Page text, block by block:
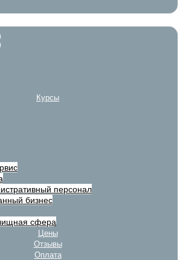
Курсы
персонал
бизнес
сфера
Цены
Отзывы
Оплата